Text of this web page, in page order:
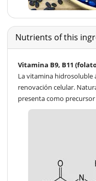
Nutrients of this
Vitamina B9, B11
La vitamina hidrosoluble
renovación celular.
presenta como